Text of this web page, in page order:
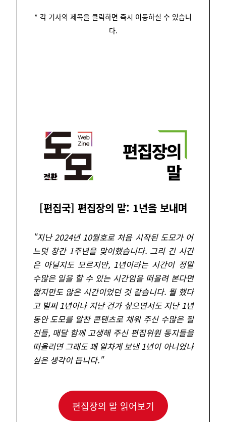
* 각 기사의 제목을 클릭하면 즉시 이동하실 수 있습니
다.
[편집국] 편집장의 말: 1년을 보내며
"지난 2024년 10월호로 처음 시작된 도모가 어
느덧 창간 1주년을 맞이했습니다. 그리 긴 시간
은 아닐지도 모르지만, 1년이라는 시간이 정말
수많은 일을 할 수 있는 시간임을 떠올려 본다면
짧지만도 않은 시간이었던 것 같습니다. 뭘 했다
고 벌써 1년이나 지난 건가 싶으면서도 지난 1년
동안 도모를 알찬 콘텐츠로 채워 주신 수많은 필
진들, 매달 함께 고생해 주신 편집위원 동지들을
떠올리면 그래도 꽤 알차게 보낸 1년이 아니었나
싶은 생각이 듭니다."
편집장의 말 읽어보기